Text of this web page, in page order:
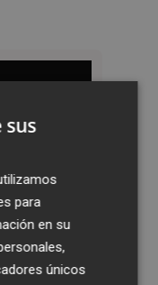
sus
para
en su
únicos